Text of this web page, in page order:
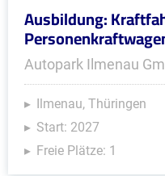
Ausbildung:
Autopark Ilmenau
Ilmenau, Thüringen
Start: 2027
Freie Plätze: 1